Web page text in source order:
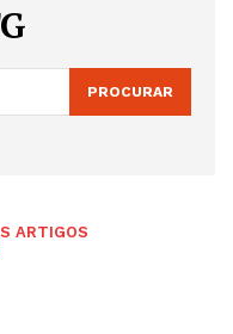
PROCURAR
ARTIGOS